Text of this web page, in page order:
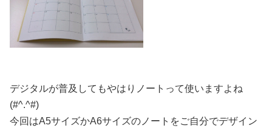
デジタルが普及してもやはりノートって使いますよね
(#^.^#)
今回はA5サイズかA6サイズのノートをご自分でデザイン